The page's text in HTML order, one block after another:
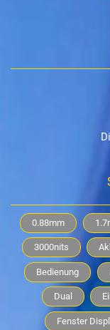
0.88mm
3000nits
Bedienung
Dual
Fenster